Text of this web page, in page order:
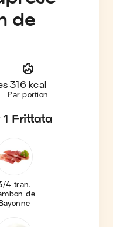
de
316 kcal
Par portion
1 Frittata
4 tran.